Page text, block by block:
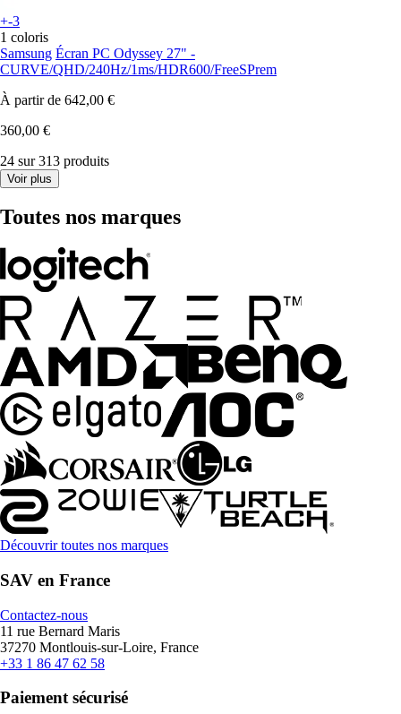
+-3
1 coloris
Samsung Écran PC Odyssey 27" -
CURVE/QHD/240Hz/1ms/HDR600/FreeSPrem
À partir de 642,00 €
360,00 €
24 sur 313 produits
Voir plus
Toutes nos marques
Découvrir toutes nos marques
SAV en France
Contactez-nous
11 rue Bernard Maris
37270 Montlouis-sur-Loire, France
+33 1 86 47 62 58
Paiement sécurisé